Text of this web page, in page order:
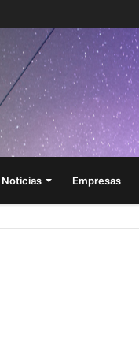
Noticias Empresas